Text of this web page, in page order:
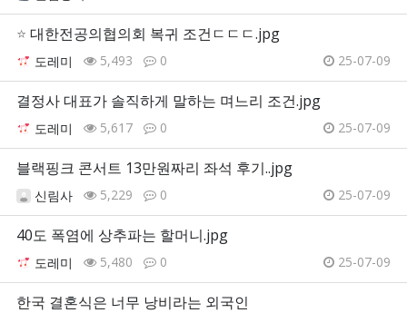
⭐ 대한전공의협의회 복귀 조건ㄷㄷㄷ.jpg
도레미 5,493 0 25-07-09
결정사 대표가 솔직하게 말하는 며느리 조건.jpg
도레미 5,617 0 25-07-09
블랙핑크 콘서트 13만원짜리 좌석 후기..jpg
신림사 5,229 0 25-07-09
40도 폭염에 상추파는 할머니.jpg
도레미 5,480 0 25-07-09
한국 결혼식은 너무 낭비라는 외국인